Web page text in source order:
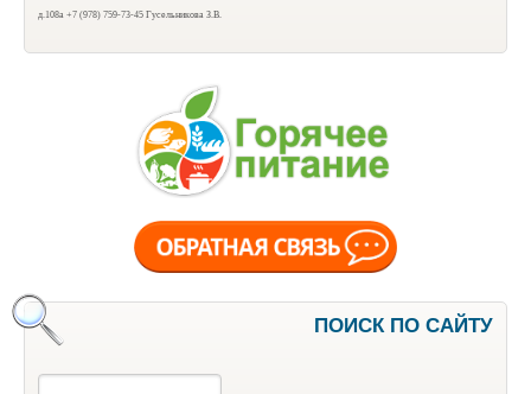
д.108а +7 (978) 759-73-45 Гусельникова З.В.
ПОИСК ПО САЙТУ
Поиск